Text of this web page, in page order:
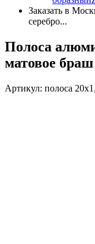
Заказать в
серебро...
Полоса
матовое
Артикул: полоса